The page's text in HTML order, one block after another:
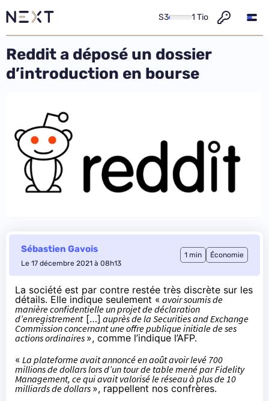
S3 1 Tio
Reddit a déposé un dossier
d’introduction en bourse
Sébastien Gavois
Le 17 décembre 2021 à 08h13
1 min Économie
La société est par contre restée très discrète sur les
détails. Elle indique seulement « avoir soumis de
manière confidentielle un projet de déclaration
d’enregistrement[…] auprès de la Securities and Exchange
Commission concernant une offre publique initiale de ses
actions ordinaires », comme l’indique l’AFP.
« La plateforme avait annoncé en août avoir levé 700
millions de dollars lors d’un tour de table mené par Fidelity
Management, ce qui avait valorisé le réseau à plus de 10
milliards de dollars », rappellent nos confrères.